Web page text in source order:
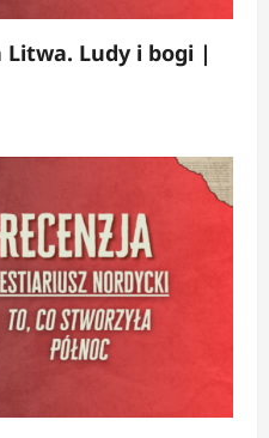
Litwa. Ludy i bogi |